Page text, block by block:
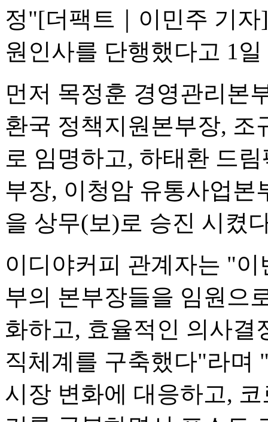
정"[더팩트｜이민주 기
원인사를 단행했다고 1
먼저 목정훈 경영관리본
환국 정책지원본부장, 조
로 임명하고, 하태환 드
부장, 이청암 유통사업본
을 상무(보)로 승진 시켰
이디야커피 관계자는 "
부의 본부장들을 임원으
화하고, 효율적인 의사결
직체계를 구축했다"라며
시장 변화에 대응하고,